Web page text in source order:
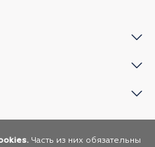
Часть из них обязательны